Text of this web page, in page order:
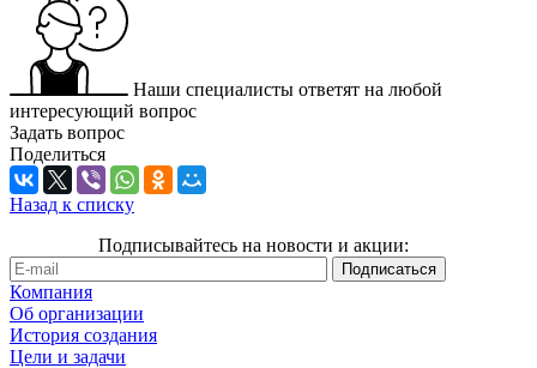
Наши специалисты ответят на любой
интересующий вопрос
Задать вопрос
Поделиться
Назад к списку
Подписывайтесь на новости и акции:
Компания
Об организации
История создания
Цели и задачи